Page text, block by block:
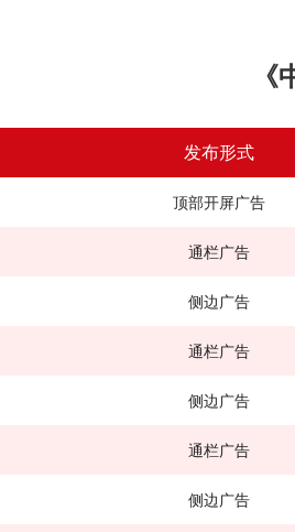
才》半月
发布形式
顶部开屏广告
通栏广告
侧边广告
通栏广告
侧边广告
通栏广告
侧边广告